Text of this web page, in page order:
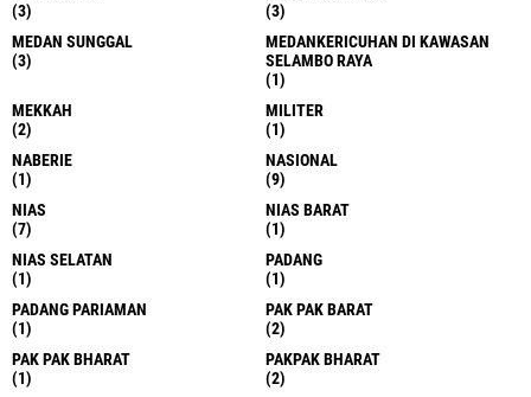
(3)
(3)
MEDAN SUNGGAL
(3)
MEDANKERICUHAN DI KAWASAN
SELAMBO RAYA
(1)
MEKKAH
(2)
MILITER
(1)
NABERIE
(1)
NASIONAL
(9)
NIAS
(7)
NIAS BARAT
(1)
NIAS SELATAN
(1)
PADANG
(1)
PADANG PARIAMAN
(1)
PAK PAK BARAT
(2)
PAK PAK BHARAT
(1)
PAKPAK BHARAT
(2)